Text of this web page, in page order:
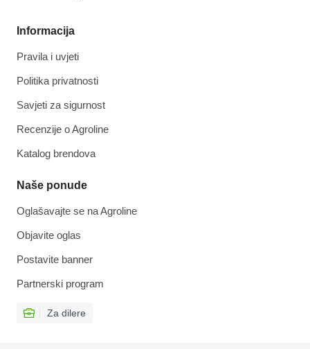
Informacija
Pravila i uvjeti
Politika privatnosti
Savjeti za sigurnost
Recenzije o Agroline
Katalog brendova
Naše ponude
Oglašavajte se na Agroline
Objavite oglas
Postavite banner
Partnerski program
Za dilere